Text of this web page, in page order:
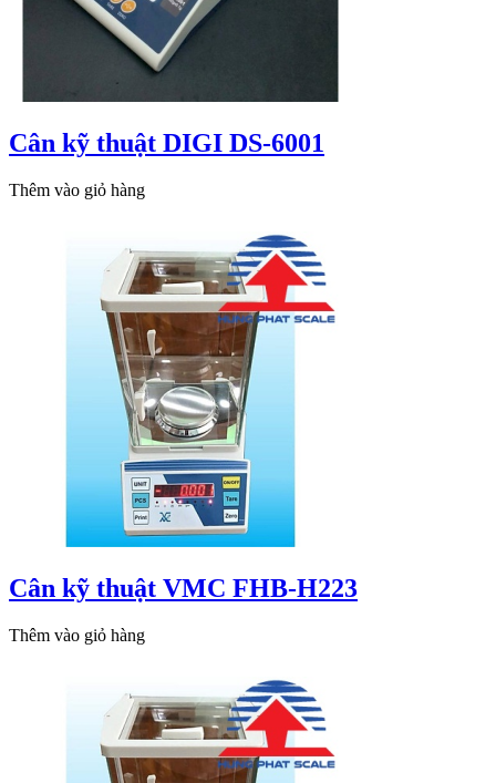
Cân kỹ thuật DIGI DS-6001
Thêm vào giỏ hàng
Cân kỹ thuật VMC FHB-H223
Thêm vào giỏ hàng